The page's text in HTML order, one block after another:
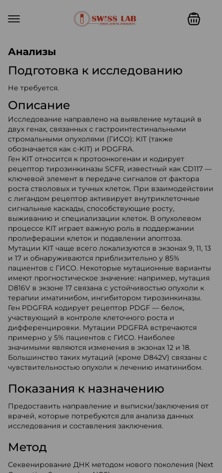
Анализы
Подготовка к исследованию
Не требуется.
Описание
Исследование направлено на выявление мутаций в
двух генах, связанных с гастроинтестинальными
стромальными опухолями (ГИСО): KIT (также
обозначается как c-KIT) и PDGFRA.
Ген KIT относится к протоонкогенам и кодирует
рецептор тирозинкиназы SCFR, известный как CD117 —
ключевой элемент в передаче сигналов от фактора
роста стволовых и тучных клеток. При взаимодействии
с лигандом рецептор активирует внутриклеточные
сигнальные каскады, способствующие росту,
выживанию и специализации клеток. В опухолевом
процессе KIT играет важную роль в поддержании
пролиферации клеток и подавлении апоптоза.
Мутации KIT чаще всего локализуются в экзонах 9, 11, 13
и 17 и обнаруживаются приблизительно у 85%
пациентов с ГИСО. Некоторые мутационные варианты
имеют прогностическое значение: например, мутация
D816V в экзоне 17 связана с устойчивостью опухоли к
терапии иматинибом, ингибитором тирозинкиназы.
Ген PDGFRA кодирует рецептор PDGF — белок,
участвующий в контроле клеточного роста и
дифференцировки. Мутации PDGFRA встречаются
примерно у 5% пациентов с ГИСО. Наиболее
значимыми являются изменения в экзонах 12 и 18.
Большинство таких мутаций (кроме D842V) связаны с
чувствительностью опухоли к лечению иматинибом.
Показания к назначению
Предоставить направление и выписки/заключения от
врачей, которые потребуются для анализа данных
исследования и составления заключения.
Метод
Секвенирование ДНК методом нового поколения (Next